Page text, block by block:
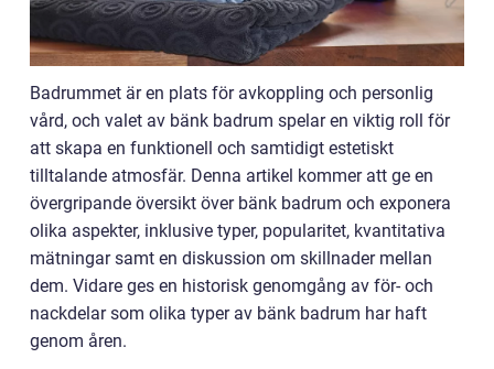
Badrummet är en plats för avkoppling och personlig
vård, och valet av bänk badrum spelar en viktig roll för
att skapa en funktionell och samtidigt estetiskt
tilltalande atmosfär. Denna artikel kommer att ge en
övergripande översikt över bänk badrum och exponera
olika aspekter, inklusive typer, popularitet, kvantitativa
mätningar samt en diskussion om skillnader mellan
dem. Vidare ges en historisk genomgång av för- och
nackdelar som olika typer av bänk badrum har haft
genom åren.